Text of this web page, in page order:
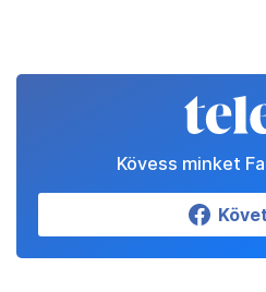
Kövess minket